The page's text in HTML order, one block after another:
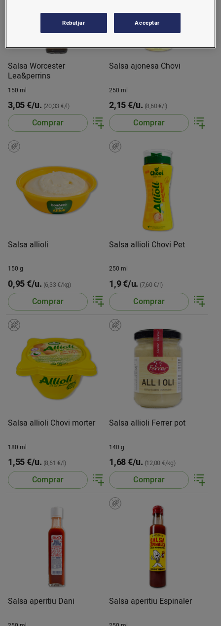
Salsa Worcester
Lea&perrins
150 ml
3,05 €/u. (20,33 €/l)
Comprar
Salsa ajonesa Chovi
250 ml
2,15 €/u. (8,60 €/l)
Comprar
Salsa allioli
150 g
0,95 €/u. (6,33 €/kg)
Comprar
Salsa allioli Chovi Pet
250 ml
1,9 €/u. (7,60 €/l)
Comprar
Salsa allioli Chovi morter
180 ml
1,55 €/u. (8,61 €/l)
Comprar
Salsa allioli Ferrer pot
140 g
1,68 €/u. (12,00 €/kg)
Comprar
Salsa aperitiu Dani Salsa aperitiu Espinaler
Rebutjar Acceptar